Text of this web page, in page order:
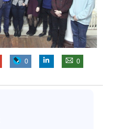
0 0